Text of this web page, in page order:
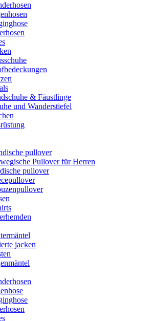
& Fäustlinge
und Wanderstiefel
pullover
Pullover für Herren
pullover
jacken